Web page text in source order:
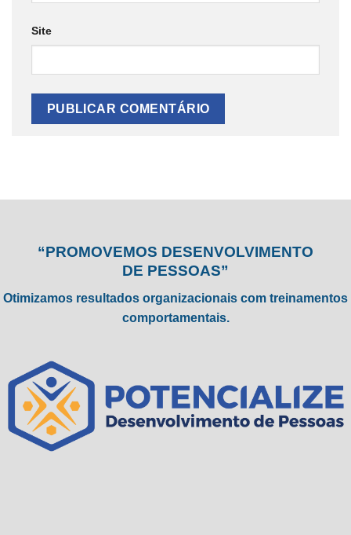
Site
“PROMOVEMOS DESENVOLVIMENTO
DE PESSOAS”
Otimizamos resultados organizacionais com treinamentos
comportamentais.